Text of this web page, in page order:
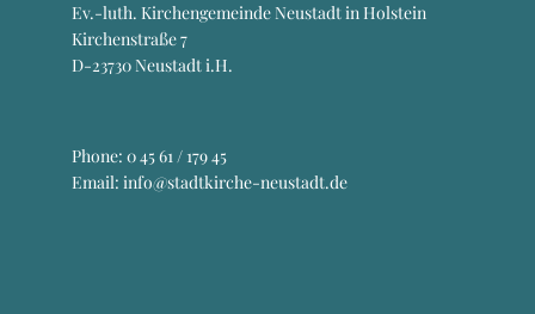
Ev.-luth. Kirchengemeinde Neustadt in Holstein
Kirchenstraße 7
D-23730 Neustadt i.H.
Phone: 0 45 61 / 179 45
Email: info@stadtkirche-neustadt.de